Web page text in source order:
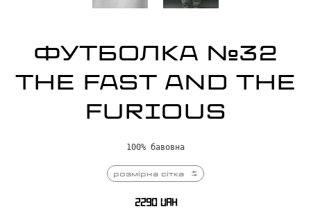
ФУТБОЛКА №32
THE FAST AND THE
FURIOUS
100% бавовна
розмірна сітка
2290 UAH